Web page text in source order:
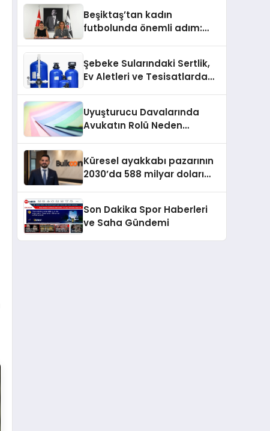
Beşiktaş’tan kadın
futbolunda önemli adım:
Gündoğdu kulüp hafızasını
geleceğe taşıyacak
Şebeke Sularındaki Sertlik,
Ev Aletleri ve Tesisatlarda
Uyuşturucu Davalarında
Avukatın Rolü Neden
Küresel ayakkabı pazarının
2030’da 588 milyar doları
Son Dakika Spor Haberleri
ve Saha Gündemi